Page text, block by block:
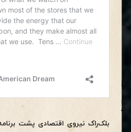
بلک‌راک نیروی اقتصادی پشت